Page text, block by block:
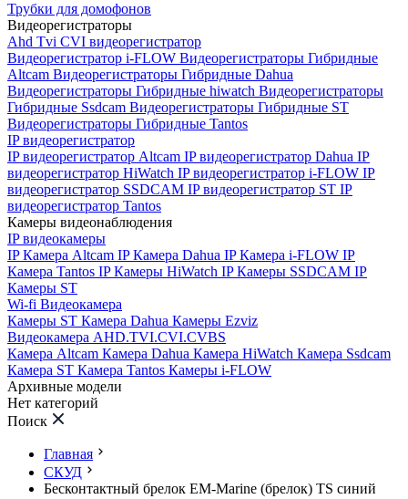
Трубки для домофонов
Видеорегистраторы
Ahd Tvi CVI видеорегистратор
Видеорегистратор i-FLOW Видеорегистраторы Гибридные
Altcam Видеорегистраторы Гибридные Dahua
Видеорегистраторы Гибридные hiwatch Видеорегистраторы
Гибридные Ssdcam Видеорегистраторы Гибридные ST
Видеорегистраторы Гибридные Tantos
IP видеорегистратор
IP видеорегистратор Altcam IP видеорегистратор Dahua IP
видеорегистратор HiWatch IP видеорегистратор i-FLOW IP
видеорегистратор SSDCAM IP видеорегистратор ST IP
видеорегистратор Tantos
Камеры видеонаблюдения
IP видеокамеры
IP Камера Altcam IP Камера Dahua IP Камера i-FLOW IP
Камера Tantos IP Камеры HiWatch IP Камеры SSDCAM IP
Камеры ST
Wi-fi Видеокамера
Камеры ST Камера Dahua Камеры Ezviz
Видеокамера AHD.TVI.CVI.CVBS
Камера Altcam Камера Dahua Камера HiWatch Камера Ssdcam
Камера ST Камера Tantos Камеры i-FLOW
Архивные модели
Нет категорий
Поиск
Главная
СКУД
Бесконтактный брелок EM-Marine (брелок) TS синий